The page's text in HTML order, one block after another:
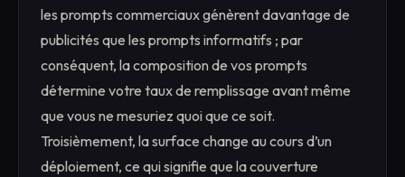
les prompts commerciaux génèrent davantage de
publicités que les prompts informatifs ; par
conséquent, la composition de vos prompts
détermine votre taux de remplissage avant même
que vous ne mesuriez quoi que ce soit.
Troisièmement, la surface change au cours d’un
déploiement, ce qui signifie que la couverture